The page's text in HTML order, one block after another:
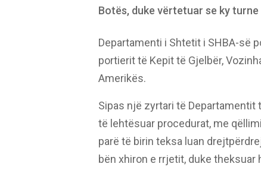
Botës, duke vërtetuar se ky
Departamenti i Shtetit i SHBA-së
portierit të Kepit të Gjelbër,
Amerikës.
Sipas një zyrtari të
të lehtësuar procedurat, me
parë të birin teksa luan
bën xhiron e rrjetit, duke